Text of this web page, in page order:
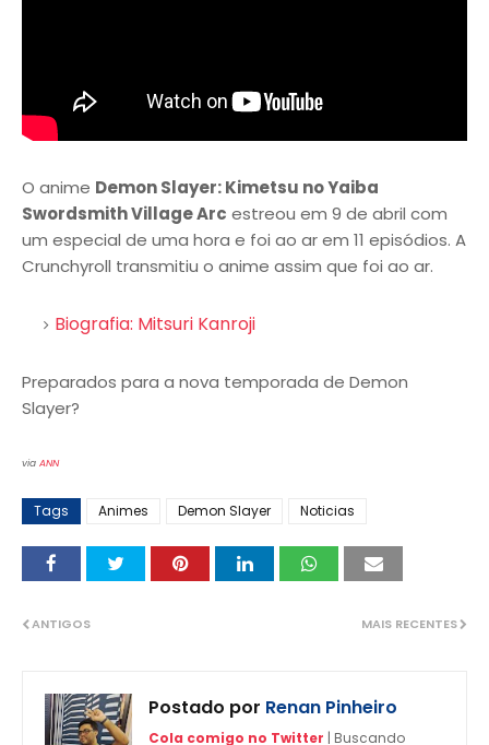
O anime Demon Slayer: Kimetsu no Yaiba
Swordsmith Village Arc estreou em 9 de abril com
um especial de uma hora e foi ao ar em 11 episódios. A
Crunchyroll transmitiu o anime assim que foi ao ar.
Biografia: Mitsuri Kanroji
Preparados para a nova temporada de Demon
Slayer?
via ANN
Tags Animes Demon Slayer Noticias
MAIS RECENTES
ANTIGOS
Postado por Renan Pinheiro
Cola comigo no Twitter | Buscando